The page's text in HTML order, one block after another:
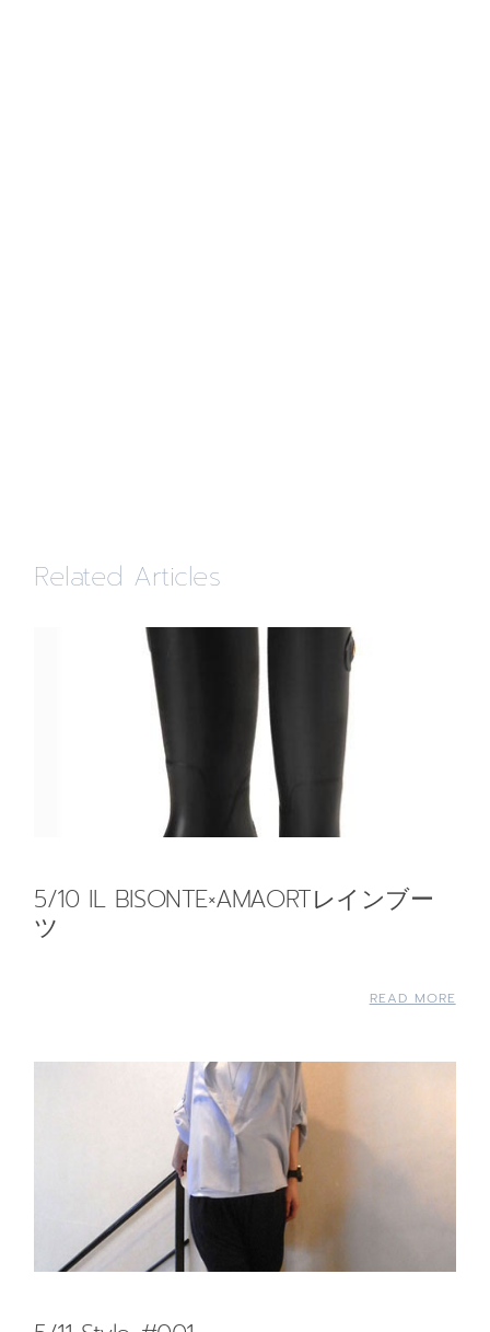
Related Articles
5/10 IL BISONTE×AMAORTレインブー
ツ
READ MORE